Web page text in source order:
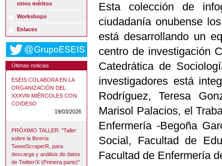
otros méritos
Workshops
Enlaces
Últimas noticias
ESEIS COLABORA EN LA
ORGANIZACIÓN DEL
XXXVIII MIÉRCOLES CON
COIDESO
19/03/2026
PRÓXIMO TALLER: "Taller
sobre la librería
TweetScraperR, para
descarga y análisis de datos
de Twitter/X (Primera parte)"
Esta colección de
ciudadanía onubense
está desarrollando un
centro de investigación
Catedrática de
investigadores está
Rodríguez, Teresa
Marisol Palacios, el
Enfermería -Begoña
Social, Facultad de
Facultad de Enfermería